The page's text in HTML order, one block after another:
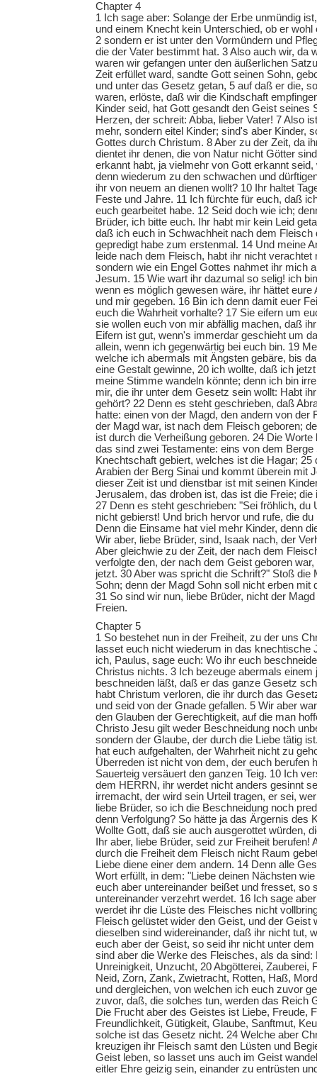
Chapter 4
1 Ich sage aber: Solange der Erbe unmündig
und einem Knecht kein Unterschied, ob er
2 sondern er ist unter den Vormündern und
die der Vater bestimmt hat. 3 Also auch wir, da
waren wir gefangen unter den äußerlichen
Zeit erfüllet ward, sandte Gott seinen Sohn,
und unter das Gesetz getan, 5 auf daß er die,
waren, erlöste, daß wir die Kindschaft
Kinder seid, hat Gott gesandt den Geist seines
Herzen, der schreit: Abba, lieber Vater! 7 Also
mehr, sondern eitel Kinder; sind's aber Kinder,
Gottes durch Christum. 8 Aber zu der Zeit, da
dientet ihr denen, die von Natur nicht Götter
erkannt habt, ja vielmehr von Gott erkannt
denn wiederum zu den schwachen und
ihr von neuem an dienen wollt? 10 Ihr haltet
Feste und Jahre. 11 Ich fürchte für euch, daß
euch gearbeitet habe. 12 Seid doch wie ich;
Brüder, ich bitte euch. Ihr habt mir kein Leid
daß ich euch in Schwachheit nach dem Fleisch
gepredigt habe zum erstenmal. 14 Und meine
leide nach dem Fleisch, habt ihr nicht
sondern wie ein Engel Gottes nahmet ihr mich
Jesum. 15 Wie wart ihr dazumal so selig! ich
wenn es möglich gewesen wäre, ihr hättet eure
und mir gegeben. 16 Bin ich denn damit euer
euch die Wahrheit vorhalte? 17 Sie eifern um
sie wollen euch von mir abfällig machen, daß
Eifern ist gut, wenn's immerdar geschieht um
allein, wenn ich gegenwärtig bei euch bin. 19
welche ich abermals mit Ängsten gebäre, bis
eine Gestalt gewinne, 20 ich wollte, daß ich
meine Stimme wandeln könnte; denn ich bin
mir, die ihr unter dem Gesetz sein wollt: Habt
gehört? 22 Denn es steht geschrieben, daß
hatte: einen von der Magd, den andern von der
der Magd war, ist nach dem Fleisch geboren;
ist durch die Verheißung geboren. 24 Die
das sind zwei Testamente: eins von dem Berge
Knechtschaft gebiert, welches ist die Hagar; 25
Arabien der Berg Sinai und kommt überein mit
dieser Zeit ist und dienstbar ist mit seinen
Jerusalem, das droben ist, das ist die Freie; die
27 Denn es steht geschrieben: "Sei fröhlich, du
nicht gebierst! Und brich hervor und rufe, die
Denn die Einsame hat viel mehr Kinder, denn
Wir aber, liebe Brüder, sind, Isaak nach, der
Aber gleichwie zu der Zeit, der nach dem
verfolgte den, der nach dem Geist geboren
jetzt. 30 Aber was spricht die Schrift?" Stoß die
Sohn; denn der Magd Sohn soll nicht erben mit
31 So sind wir nun, liebe Brüder, nicht der
Freien.
Chapter 5
1 So bestehet nun in der Freiheit, zu der uns
lasset euch nicht wiederum in das knechtische
ich, Paulus, sage euch: Wo ihr euch
Christus nichts. 3 Ich bezeuge abermals einem
beschneiden läßt, daß er das ganze Gesetz
habt Christum verloren, die ihr durch das
und seid von der Gnade gefallen. 5 Wir aber
den Glauben der Gerechtigkeit, auf die man
Christo Jesu gilt weder Beschneidung noch
sondern der Glaube, der durch die Liebe tätig
hat euch aufgehalten, der Wahrheit nicht zu
Überreden ist nicht von dem, der euch berufen
Sauerteig versäuert den ganzen Teig. 10 Ich
dem HERRN, ihr werdet nicht anders gesinnt
irremacht, der wird sein Urteil tragen, er sei,
liebe Brüder, so ich die Beschneidung noch
denn Verfolgung? So hätte ja das Ärgernis des
Wollte Gott, daß sie auch ausgerottet würden,
Ihr aber, liebe Brüder, seid zur Freiheit berufen!
durch die Freiheit dem Fleisch nicht Raum
Liebe diene einer dem andern. 14 Denn alle
Wort erfüllt, in dem: "Liebe deinen Nächsten
euch aber untereinander beißet und fresset, so
untereinander verzehrt werdet. 16 Ich sage
werdet ihr die Lüste des Fleisches nicht
Fleisch gelüstet wider den Geist, und der Geist
dieselben sind widereinander, daß ihr nicht tut,
euch aber der Geist, so seid ihr nicht unter
sind aber die Werke des Fleisches, als da sind:
Unreinigkeit, Unzucht, 20 Abgötterei, Zauberei,
Neid, Zorn, Zank, Zwietracht, Rotten, Haß,
und dergleichen, von welchen ich euch zuvor
zuvor, daß, die solches tun, werden das Reich
Die Frucht aber des Geistes ist Liebe, Freude,
Freundlichkeit, Gütigkeit, Glaube, Sanftmut,
solche ist das Gesetz nicht. 24 Welche aber
kreuzigen ihr Fleisch samt den Lüsten und
Geist leben, so lasset uns auch im Geist
eitler Ehre geizig sein, einander zu entrüsten